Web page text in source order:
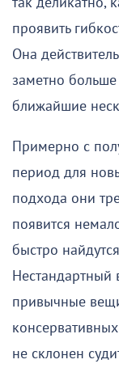
проявить
Она
заметно больше
ближайшие
Примерно с
период для
подхода они
появится
быстро
Нестандартный
привычные
не склонен